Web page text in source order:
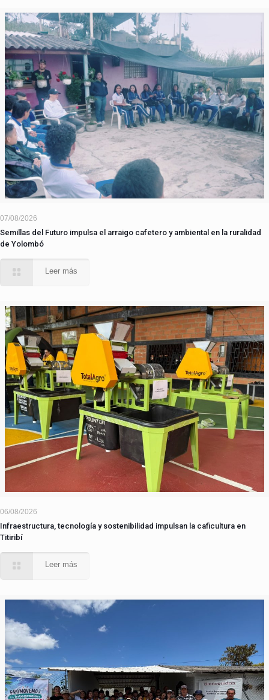
07/08/2026
Semillas del Futuro impulsa el arraigo cafetero y ambiental en la ruralidad
de Yolombó
Leer más
06/08/2026
Infraestructura, tecnología y sostenibilidad impulsan la caficultura en
Titiribí
Leer más